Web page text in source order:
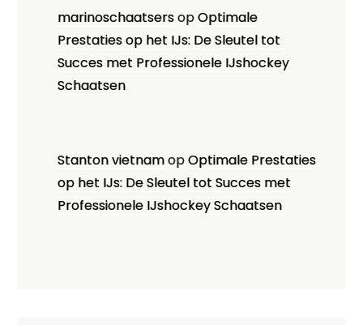
marinoschaatsersopOptimale
Prestaties op het IJs: De Sleutel tot
Succes met Professionele IJshockey
Schaatsen
Stanton vietnamopOptimale Prestaties
op het IJs: De Sleutel tot Succes met
Professionele IJshockey Schaatsen